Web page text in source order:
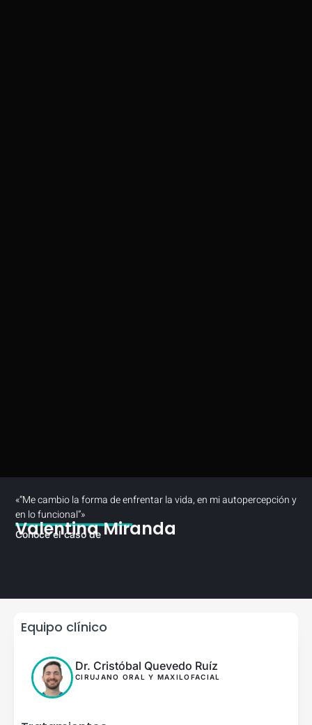
«“Me cambio la forma de enfrentar la vida, en mi autopercepción y
en lo funcional”»
Conoce el caso de
Valentina Miranda
Equipo clínico
Dr. Cristóbal Quevedo Ruíz
CIRUJANO ORAL Y MAXILOFACIAL